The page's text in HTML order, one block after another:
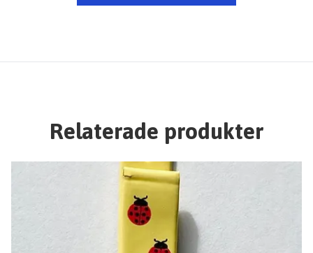
Relaterade produkter